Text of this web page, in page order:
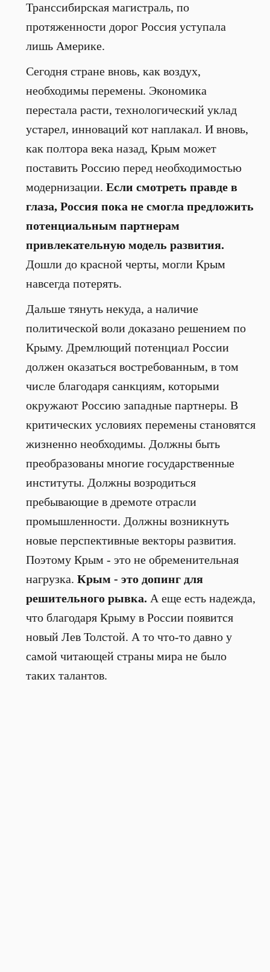
Транссибирская магистраль, по
протяженности дорог Россия уступала
лишь Америке.
Сегодня стране вновь, как воздух,
необходимы перемены. Экономика
перестала расти, технологический уклад
устарел, инноваций кот наплакал. И вновь,
как полтора века назад, Крым может
поставить Россию перед необходимостью
модернизации. Если смотреть правде в
глаза, Россия пока не смогла предложить
потенциальным партнерам
привлекательную модель развития.
Дошли до красной черты, могли Крым
навсегда потерять.
Дальше тянуть некуда, а наличие
политической воли доказано решением по
Крыму. Дремлющий потенциал России
должен оказаться востребованным, в том
числе благодаря санкциям, которыми
окружают Россию западные партнеры. В
критических условиях перемены становятся
жизненно необходимы. Должны быть
преобразованы многие государственные
институты. Должны возродиться
пребывающие в дремоте отрасли
промышленности. Должны возникнуть
новые перспективные векторы развития.
Поэтому Крым - это не обременительная
нагрузка. Крым - это допинг для
решительного рывка. А еще есть надежда,
что благодаря Крыму в России появится
новый Лев Толстой. А то что-то давно у
самой читающей страны мира не было
таких талантов.